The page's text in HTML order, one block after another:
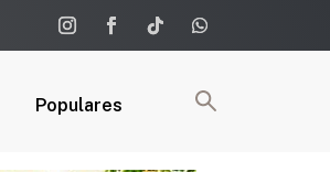
Populares